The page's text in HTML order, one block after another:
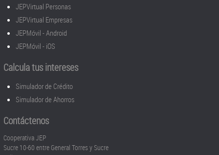
JEPVirtual Personas
JEPVirtual Empresas
JEPMóvil - Android
JEPMóvil - iOS
Calcula tus intereses
Simulador de Crédito
Simulador de Ahorros
Contáctenos
Cooperativa JEP
Sucre 10-60 entre General Torres y Sucre